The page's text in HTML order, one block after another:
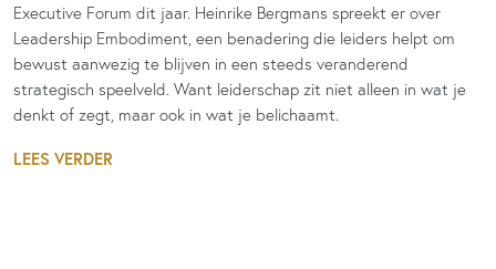
Executive Forum dit jaar. Heinrike Bergmans spreekt er over
Leadership Embodiment, een benadering die leiders helpt om
bewust aanwezig te blijven in een steeds veranderend
strategisch speelveld. Want leiderschap zit niet alleen in wat je
denkt of zegt, maar ook in wat je belichaamt.
LEES VERDER